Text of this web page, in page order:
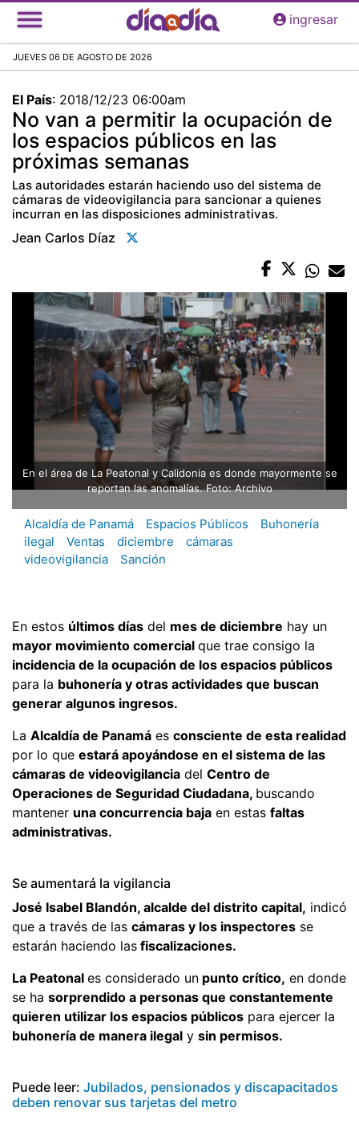
Pasar
al
principal
ingresar
JUEVES 06 DE AGOSTO DE 2026
El País: 2018/12/23 06:00am
No van a permitir la ocupación de
los espacios públicos en las
próximas semanas
Las autoridades estarán haciendo uso del sistema de
cámaras de videovigilancia para sancionar a quienes
incurran en las disposiciones administrativas.
Jean Carlos Díaz
En el área de La Peatonal y Calidonia es donde mayormente se
reportan las anomalías. Foto: Archivo
Alcaldía de Panamá Espacios Públicos
Buhonería
ilegal
Ventas diciembre
cámaras
videovigilancia
Sanción
En estos últimos días del mes de diciembre hay un
mayor movimiento comercial que trae consigo la
incidencia de la ocupación de los espacios públicos
para la buhonería y otras actividades que buscan
generar algunos ingresos.
La Alcaldía de Panamá es consciente de esta realidad
por lo que estará apoyándose en el sistema de las
cámaras de videovigilancia del Centro de
Operaciones de Seguridad Ciudadana, buscando
mantener una concurrencia baja en estas faltas
administrativas.
Se aumentará la vigilancia
José Isabel Blandón, alcalde del distrito capital, indicó
que a través de las cámaras y los inspectores se
estarán haciendo las fiscalizaciones.
La Peatonal es considerado un punto crítico, en donde
se ha sorprendido a personas que constantemente
quieren utilizar los espacios públicos para ejercer la
buhonería de manera ilegal y sin permisos.
Puede leer: Jubilados, pensionados y discapacitados
deben renovar sus tarjetas del metro